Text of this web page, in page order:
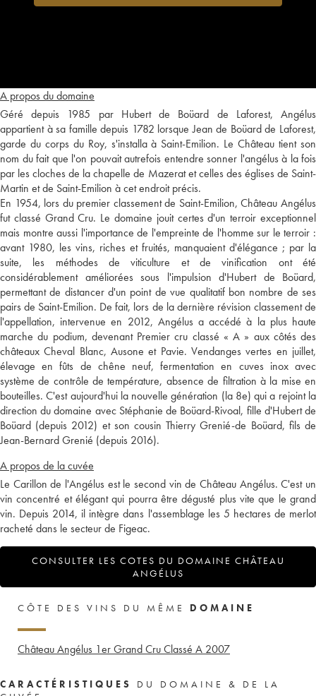
A propos du domaine
Géré depuis 1985 par Hubert de Boüard de Laforest, Angélus
appartient à sa famille depuis 1782 lorsque Jean de Boüard de Laforest,
garde du corps du Roy, s'installa à Saint-Emilion. Le Château tient son
nom du fait que l'on pouvait autrefois entendre sonner l'angélus à la fois
par les cloches de la chapelle de Mazerat et celles des églises de Saint-
Martin et de Saint-Emilion à cet endroit précis.
En 1954, lors du premier classement de Saint-Emilion, Château Angélus
fut classé Grand Cru. Le domaine jouit certes d'un terroir exceptionnel
mais montre aussi l'importance de l'empreinte de l'homme sur le terroir :
avant 1980, les vins, riches et fruités, manquaient d'élégance ; par la
suite, les méthodes de viticulture et de vinification ont été
considérablement améliorées sous l'impulsion d'Hubert de Boüard,
permettant de distancer d'un point de vue qualitatif bon nombre de ses
pairs de Saint-Emilion. De fait, lors de la dernière révision classement de
l'appellation, intervenue en 2012, Angélus a accédé à la plus haute
marche du podium, devenant Premier cru classé « A » aux côtés des
châteaux Cheval Blanc, Ausone et Pavie. Vendanges vertes en juillet,
élevage en fûts de chêne neuf, fermentation en cuves inox avec
système de contrôle de température, absence de filtration à la mise en
bouteilles. C'est aujourd'hui la nouvelle génération (la 8e) qui a rejoint la
direction du domaine avec Stéphanie de Boüard-Rivoal, fille d'Hubert de
Boüard (depuis 2012) et son cousin Thierry Grenié-de Boüard, fils de
Jean-Bernard Grenié (depuis 2016).
A propos de la cuvée
Le Carillon de l'Angélus est le second vin de Château Angélus. C'est un
vin concentré et élégant qui pourra être dégusté plus vite que le grand
vin. Depuis 2014, il intègre dans l'assemblage les 5 hectares de merlot
racheté dans le secteur de Figeac.
CONSULTER LES COTES DU DOMAINE CHÂTEAU
ANGÉLUS
CÔTE DES VINS DU MÊME DOMAINE
Château Angélus 1er Grand Cru Classé A 2007
CARACTÉRISTIQUES
DU DOMAINE & DE LA